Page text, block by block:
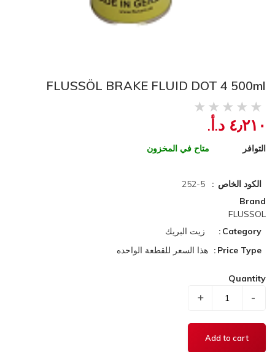
FLUSSÖL BRAKE FLUID DOT 4 500ml
٤٫٢١٠ د.أ.‏
التوافر متاح في المخزون
الكود الخاص
252-5
Brand
FLUSSOL
Category
زيت البريك
Price Type
هذا السعر للقطعة الواحده
Quantity
-
+